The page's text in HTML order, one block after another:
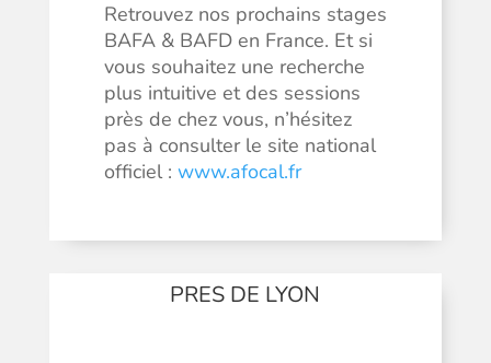
Retrouvez nos prochains stages
BAFA & BAFD en France. Et si
vous souhaitez une recherche
plus intuitive et des sessions
près de chez vous, n’hésitez
pas à consulter le site national
officiel : www.afocal.fr
PRES DE LYON